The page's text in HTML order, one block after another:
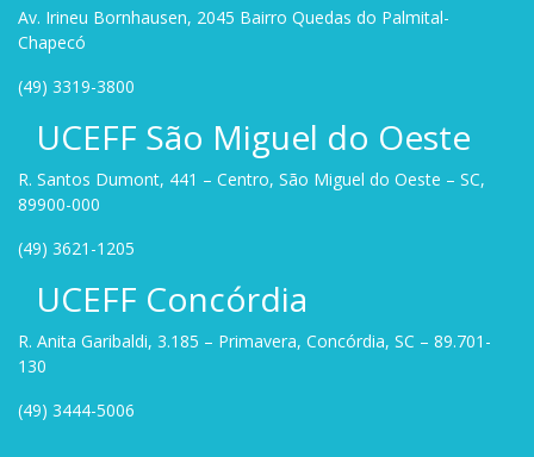
Av. Irineu Bornhausen, 2045 Bairro Quedas do Palmital-
Chapecó
(49) 3319-3800
UCEFF São Miguel do Oeste
R. Santos Dumont, 441 – Centro, São Miguel do Oeste – SC,
89900-000
(49) 3621-1205
UCEFF Concórdia
R. Anita Garibaldi, 3.185 – Primavera, Concórdia, SC – 89.701-
130
(49) 3444-5006